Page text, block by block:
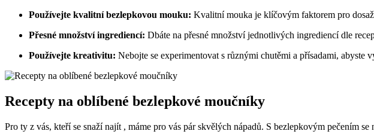
Používejte kvalitní⁣ bezlepkovou ‌mouku: Kvalitní mouka‍ je klíčovým faktorem pro
Přesné ⁢množství ingrediencí: Dbáte na přesné množství‍ jednotlivých‍ ingrediencí dle
Používejte kreativitu: ‍Nebojte se experimentovat s různými chutěmi a přísadami,
Recepty na ​oblíbené bezlepkové moučníky
Pro ty z vás, ⁣kteří‌ se snaží najít , máme‌ pro vás pár skvělých nápadů. S bezlepkovým pečením